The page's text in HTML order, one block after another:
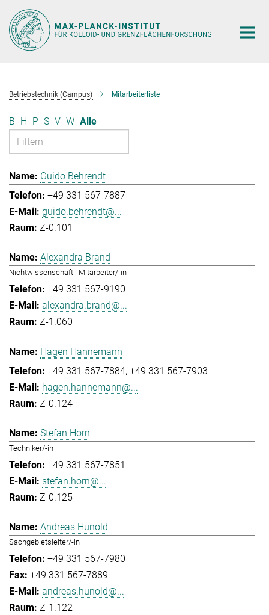
Hauptinhalt
Betriebstechnik (Campus) Mitarbeiterliste
B H P S V W Alle
Guido Behrendt
+49 331 567-7887
guido.behrendt@...
Z-0.101
Alexandra Brand
Nichtwissenschaftl. Mitarbeiter/-in
+49 331 567-9190
alexandra.brand@...
Z-1.060
Hagen Hannemann
+49 331 567-7884 +49 331 567-7903
hagen.hannemann@...
Z-0.124
Stefan Horn
Techniker/-in
+49 331 567-7851
stefan.horn@...
Z-0.125
Andreas Hunold
Sachgebietsleiter/-in
+49 331 567-7980
+49 331 567-7889
andreas.hunold@...
Z-1.122